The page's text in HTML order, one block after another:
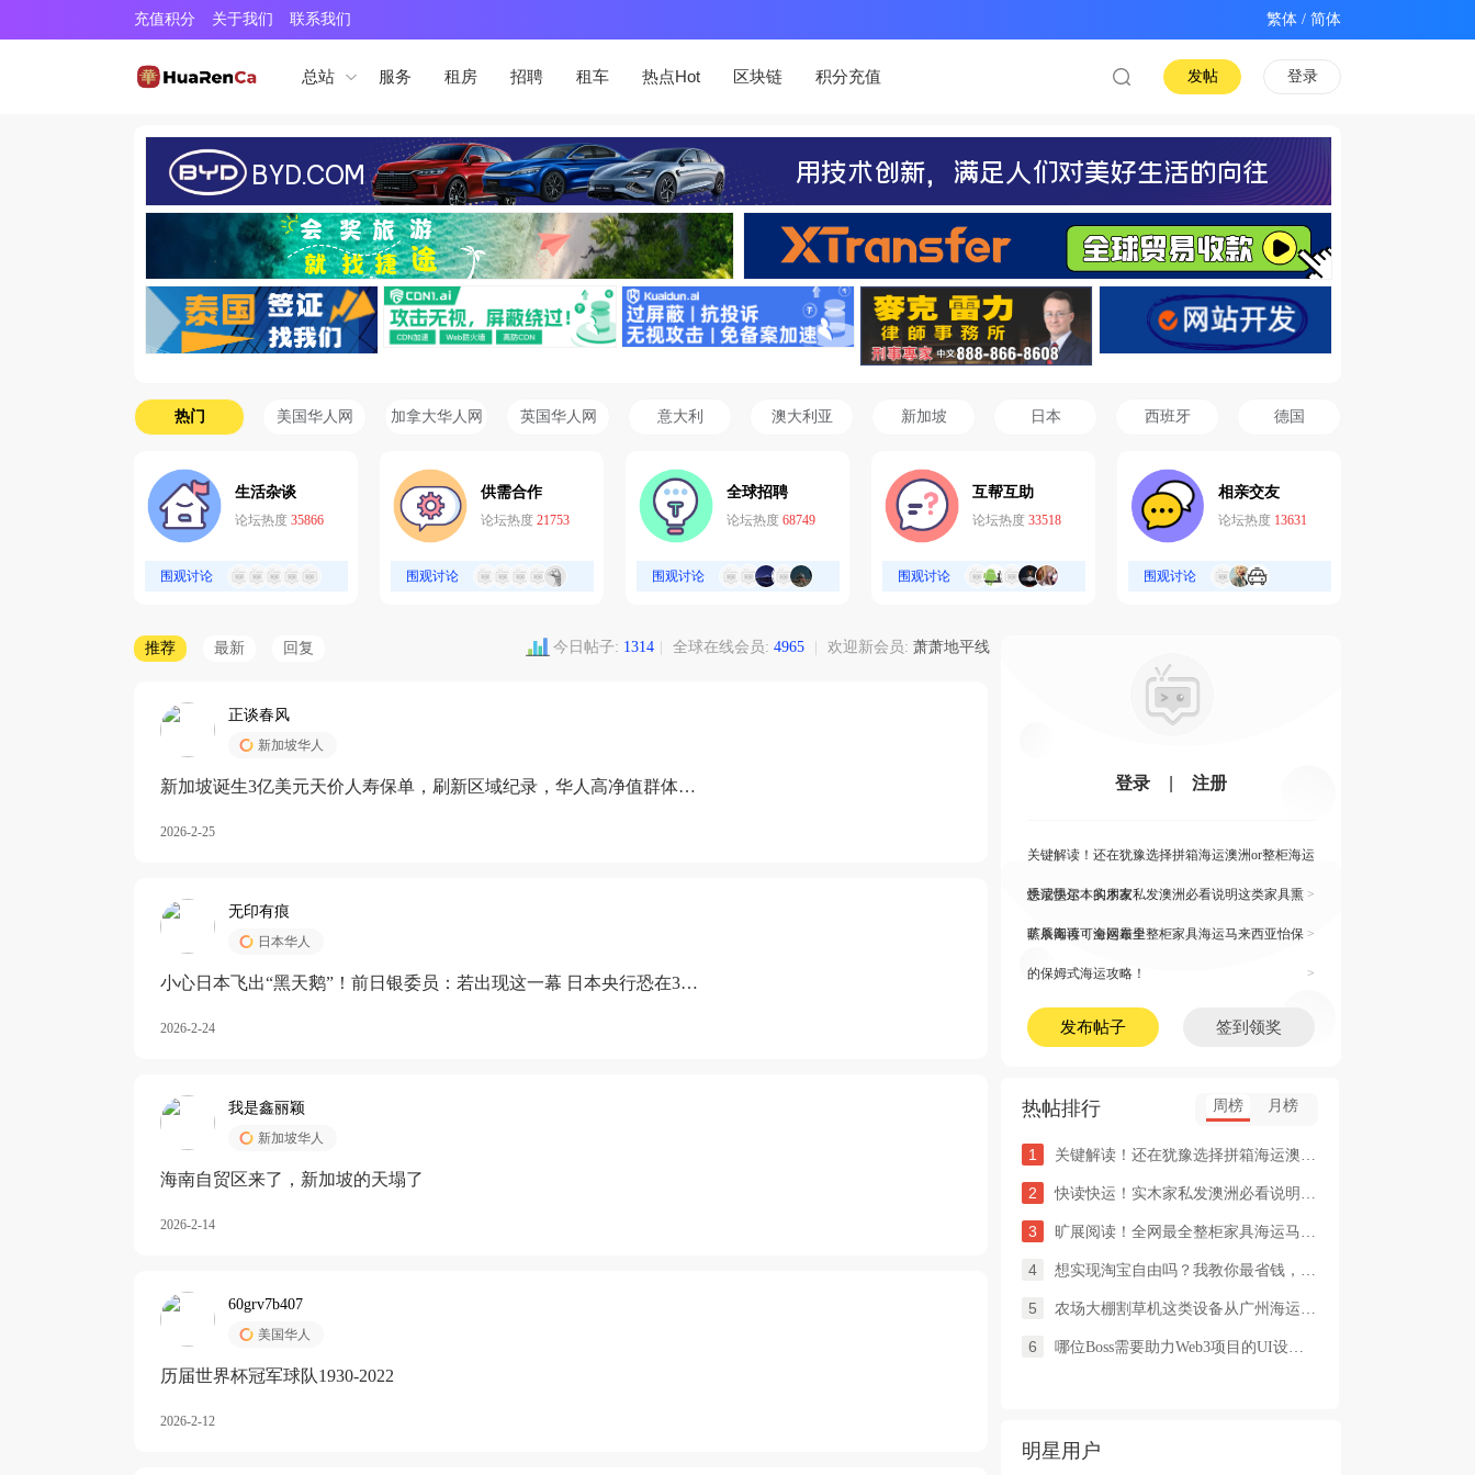
充值积分 关于我们 联系我们 /
总站 服务 租房 招聘 租车 热点Hot 区块链 积分充值 登录
发帖
热门 美国华人网 加拿大华人网 英国华人网 意大利 澳大利亚 新加坡 日本 西班牙 德国
生活杂谈
论坛热度 35866
围观讨论
供需合作
论坛热度 21753
围观讨论
全球招聘
论坛热度 68749
围观讨论
互帮互助
论坛热度 33518
围观讨论
相亲交友
论坛热度 13631
围观讨论
推荐 最新 回复 今日帖子: 1314 全球在线会员: 4965 欢迎新会员: 萧萧地平线
正谈春风
新加坡华人
新加坡诞生3亿美元天价人寿保单，刷新区域纪录，华人高净值群体成
2026-2-25
无印有痕
日本华人
小心日本飞出“黑天鹅”！前日银委员：若出现这一幕 日本央行恐在3月
2026-2-24
我是鑫丽颖
新加坡华人
海南自贸区来了，新加坡的天塌了
2026-2-14
60grv7b407
美国华人
历届世界杯冠军球队1930-2022
2026-2-12
登录 注册
关键解读！还在犹豫选择拼箱海运澳洲or整柜海运
悉尼墨尔本的朋友 >
快读快运！实木家私发澳洲必看说明这类家具熏
蒸杀毒再可海运布里 >
旷展阅读！全网最全整柜家具海运马来西亚怡保
的保姆式海运攻略！ >
发布帖子 签到领奖
热帖排行 周榜 月榜
1 关键解读！还在犹豫选择拼箱海运澳洲or整柜海运悉尼墨尔本的朋友
2 快读快运！实木家私发澳洲必看说明这类家具熏蒸杀毒再可海运布里
3 旷展阅读！全网最全整柜家具海运马来西亚怡保的保姆式海运攻略！
4 想实现淘宝自由吗？我教你最省钱，最方便的方法
5 农场大棚割草机这类设备从广州海运到澳洲堪培拉过海关需要提供什
6 哪位Boss需要助力Web3项目的UI设计，或qian
明星用户